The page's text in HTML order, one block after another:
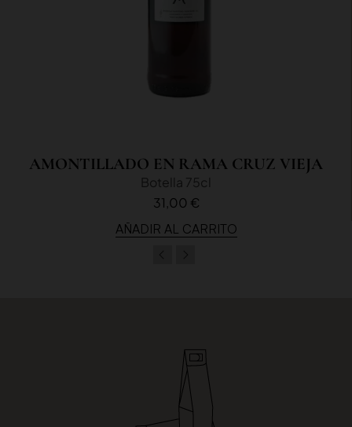
AMONTILLADO EN RAMA CRUZ VIEJA
Botella 75cl
31,00 €
AÑADIR AL CARRITO